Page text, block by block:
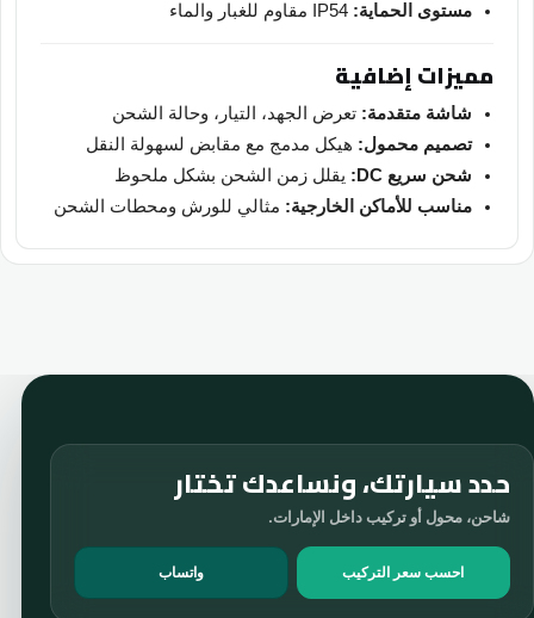
مستوى الحماية:
مميزات إضافية
شاشة متقدمة: تعرض الجهد، التيار، وحالة الشحن
تصميم محمول: هيكل مدمج مع مقابض لسهولة النقل
شحن سريع DC:
يقلل زمن الشحن بشكل ملحوظ
مناسب للأماكن الخارجية: مثالي للورش ومحطات الشحن
حدد سيارتك، ونساعدك تختار
شاحن، محول أو تركيب داخل الإمارات.
احسب سعر التركيب واتساب